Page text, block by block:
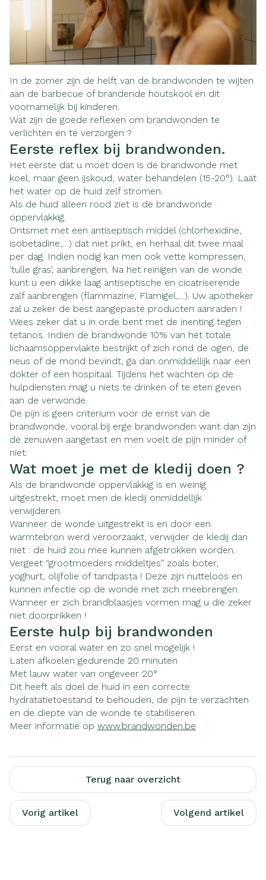
In de zomer zijn de helft van de brandwonden te wijten
aan de barbecue of brandende houtskool en dit
voornamelijk bij kinderen.
Wat zijn de goede reflexen om brandwonden te
verlichten en te verzorgen ?
Eerste reflex bij brandwonden.
Het eerste dat u moet doen is de brandwonde met
koel, maar geen ijskoud, water behandelen (15-20°). Laat
het water op de huid zelf stromen.
Als de huid alleen rood ziet is de brandwonde
oppervlakkig.
Ontsmet met een antiseptisch middel (chlorhexidine,
isobetadine,…) dat niet prikt, en herhaal dit twee maal
per dag. Indien nodig kan men ook vette kompressen,
‘tulle gras’, aanbrengen. Na het reinigen van de wonde
kunt u een dikke laag antiseptische en cicatriserende
zalf aanbrengen (flammazine, Flamigel,…). Uw apotheker
zal u zeker de best aangepaste producten aanraden !
Wees zeker dat u in orde bent met de inenting tegen
tetanos. Indien de brandwonde 10% van het totale
lichaamsoppervlakte bestrijkt of zich rond de ogen, de
neus of de mond bevindt, ga dan onmiddellijk naar een
dokter of een hospitaal. Tijdens het wachten op de
hulpdiensten mag u niets te drinken of te eten geven
aan de verwonde.
De pijn is geen criterium voor de ernst van de
brandwonde, vooral bij erge brandwonden want dan zijn
de zenuwen aangetast en men voelt de pijn minder of
niet.
Wat moet je met de kledij doen ?
Als de brandwonde oppervlakkig is en weinig
uitgestrekt, moet men de kledij onmiddellijk
verwijderen.
Wanneer de wonde uitgestrekt is en door een
warmtebron werd veroorzaakt, verwijder de kledij dan
niet : de huid zou mee kunnen afgetrokken worden.
Vergeet “grootmoeders middeltjes” zoals boter,
yoghurt, olijfolie of tandpasta ! Deze zijn nutteloos en
kunnen infectie op de wonde met zich meebrengen.
Wanneer er zich brandblaasjes vormen mag u die zeker
niet doorprikken !
Eerste hulp bij brandwonden
Eerst en vooral water en zo snel mogelijk !
Laten afkoelen gedurende 20 minuten
Met lauw water van ongeveer 20°
Dit heeft als doel de huid in een correcte
hydratatietoestand te behouden, de pijn te verzachten
en de diepte van de wonde te stabiliseren.
Meer informatie op www.brandwonden.be
Terug naar overzicht
Vorig artikel Volgend artikel